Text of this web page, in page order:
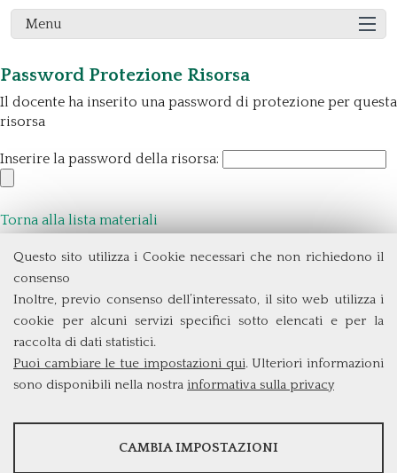
Questo sito utilizza i Cookie necessari che non richiedono il
consenso
Inoltre, previo consenso dell’interessato, il sito web utilizza i
cookie per alcuni servizi specifici sotto elencati e per la
raccolta di dati statistici.
Puoi cambiare le tue impostazioni qui. Ulteriori informazioni
sono disponibili nella nostra informativa sulla privacy
STATISTICHE
CAMBIA IMPOSTAZIONI
Menu
Password Protezione Risorsa
Il docente ha inserito una password di protezione per questa
risorsa
Inserire la password della risorsa:
Torna alla lista materiali
Università degli Studi di Roma Tor Vergata
Via Columbia, 2
00133 Roma (Italia)
Tel. +39 06 7259 3299/5837
biennio@clem.uniroma2.it